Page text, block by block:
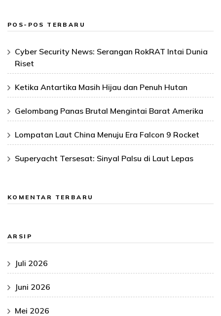
POS-POS TERBARU
Cyber Security News: Serangan RokRAT Intai Dunia
Riset
Ketika Antartika Masih Hijau dan Penuh Hutan
Gelombang Panas Brutal Mengintai Barat Amerika
Lompatan Laut China Menuju Era Falcon 9 Rocket
Superyacht Tersesat: Sinyal Palsu di Laut Lepas
KOMENTAR TERBARU
ARSIP
Juli 2026
Juni 2026
Mei 2026